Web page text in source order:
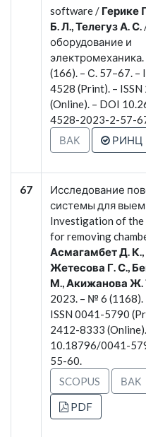
software / Герике
Б. Л., Телегуз А. С.
оборудование и
(166). – С. 57–67. –
4528 (Print). –
(Online). – DOI
4528-2023-2-57-
ВАК
РИНЦ
67
Исследование
системы для
Investigation of the
for removing
Асмагамбет Д. К.,
Жетесова Г. С.,
М., Акижанова Ж.
2023. – № 6 (1168).
ISSN 0041-5790
2412-8333
10.18796/0041-
55-60.
SCOPUS
ВАК
PDF